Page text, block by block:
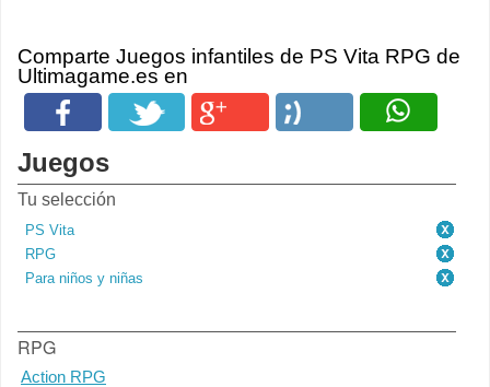
Comparte Juegos infantiles de PS Vita RPG de
Ultimagame.es en
Juegos
Tu selección
PS Vita
RPG
Para niños y niñas
RPG
Action RPG